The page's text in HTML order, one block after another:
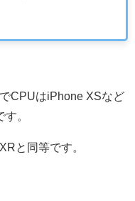
CPUはiPhone XSなど
。
と同等です。